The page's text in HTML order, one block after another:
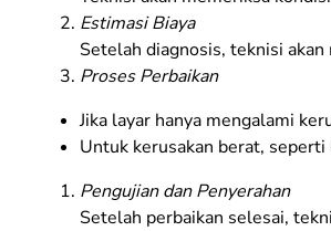
Estimasi Biaya
Setelah diagnosis, teknisi
Proses Perbaikan
Jika layar hanya mengalami
Untuk kerusakan berat,
Pengujian dan Penyerahan
Setelah perbaikan selesai,